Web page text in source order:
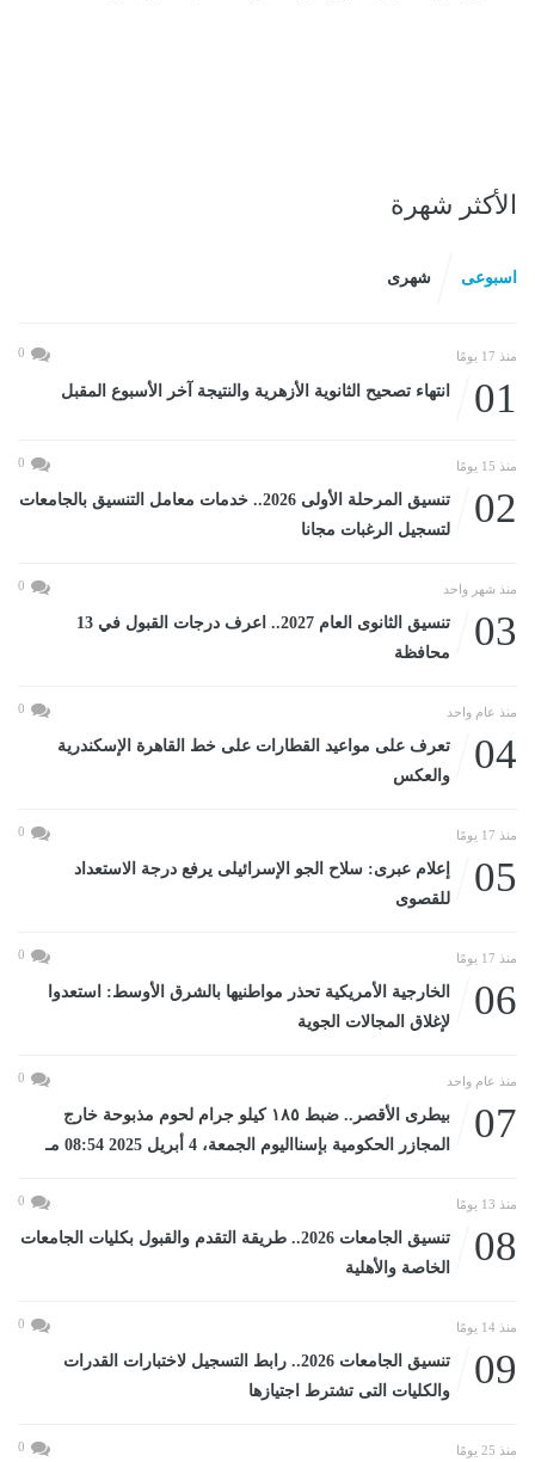
الأكثر شهرة
اسبوعى شهرى
منذ 17 يومًا 0
01 انتهاء تصحيح الثانوية الأزهرية والنتيجة آخر الأسبوع المقبل
منذ 15 يومًا 0
02
تنسيق المرحلة الأولى 2026.. خدمات معامل التنسيق بالجامعات
لتسجيل الرغبات مجانا
منذ شهر واحد 0
03
تنسيق الثانوى العام 2027.. اعرف درجات القبول في 13
محافظة
منذ عام واحد 0
04
تعرف على مواعيد القطارات على خط القاهرة الإسكندرية
والعكس
منذ 17 يومًا 0
05
إعلام عبرى: سلاح الجو الإسرائيلى يرفع درجة الاستعداد
للقصوى
منذ 17 يومًا 0
06
الخارجية الأمريكية تحذر مواطنيها بالشرق الأوسط: استعدوا
لإغلاق المجالات الجوية
منذ عام واحد 0
07
بيطرى الأقصر.. ضبط ١٨٥ كيلو جرام لحوم مذبوحة خارج
المجازر الحكومية بإسنااليوم الجمعة، 4 أبريل 2025 08:54 مـ
منذ 13 يومًا 0
08
تنسيق الجامعات 2026.. طريقة التقدم والقبول بكليات الجامعات
الخاصة والأهلية
منذ 14 يومًا 0
09
تنسيق الجامعات 2026.. رابط التسجيل لاختبارات القدرات
والكليات التى تشترط اجتيازها
منذ 25 يومًا 0